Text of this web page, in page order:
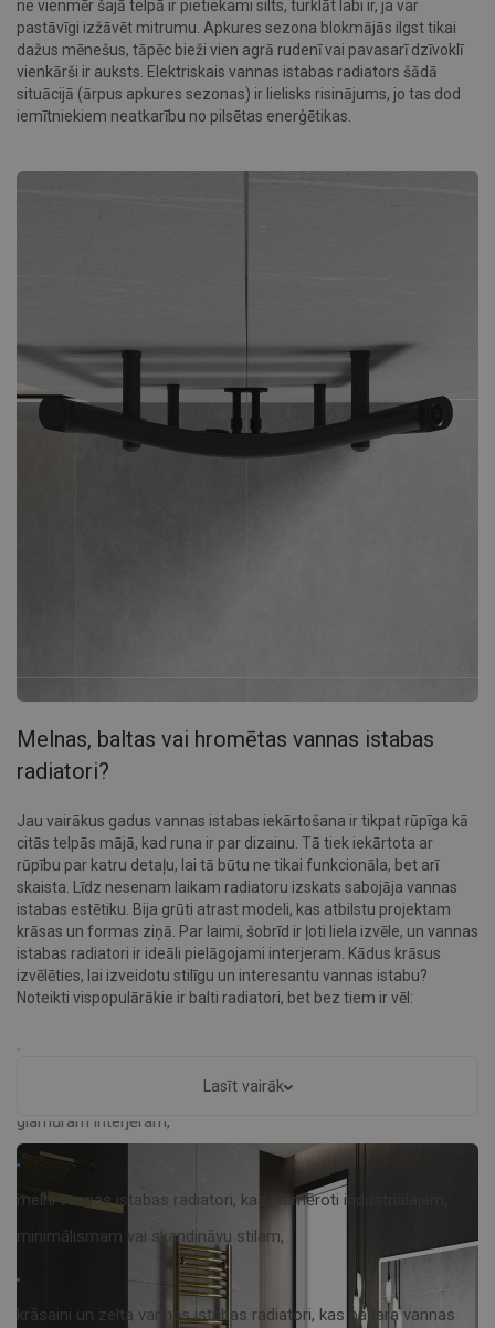
ne vienmēr šajā telpā ir pietiekami silts, turklāt labi ir, ja var
pastāvīgi izžāvēt mitrumu. Apkures sezona blokmājās ilgst tikai
dažus mēnešus, tāpēc bieži vien agrā rudenī vai pavasarī dzīvoklī
vienkārši ir auksts. Elektriskais vannas istabas radiators šādā
situācijā (ārpus apkures sezonas) ir lielisks risinājums, jo tas dod
iemītniekiem neatkarību no pilsētas enerģētikas.
Melnas, baltas vai hromētas vannas istabas
radiatori?
Jau vairākus gadus vannas istabas iekārtošana ir tikpat rūpīga kā
citās telpās mājā, kad runa ir par dizainu. Tā tiek iekārtota ar
rūpību par katru detaļu, lai tā būtu ne tikai funkcionāla, bet arī
skaista. Līdz nesenam laikam radiatoru izskats sabojāja vannas
istabas estētiku. Bija grūti atrast modeli, kas atbilstu projektam
krāsas un formas ziņā. Par laimi, šobrīd ir ļoti liela izvēle, un vannas
istabas radiatori ir ideāli pielāgojami interjeram. Kādus krāsus
izvēlēties, lai izveidotu stilīgu un interesantu vannas istabu?
Noteikti vispopulārākie ir balti radiatori, bet bez tiem ir vēl:
hromētas vannas istabas radiatori, kas piemēroti moderni vai
glamūram interjēram,
melni vannas istabas radiatori, kas piemēroti industriālajam,
minimālismam vai skandināvu stilam,
krāsaini un zelta vannas istabas radiatori, kas padara vannas
Lasīt vairāk